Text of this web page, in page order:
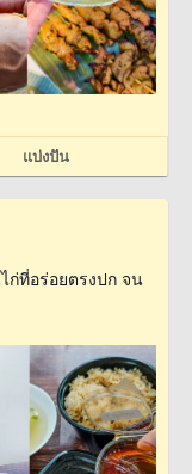
แบ่งปัน
ก่ที่อร่อยตรงปก จน